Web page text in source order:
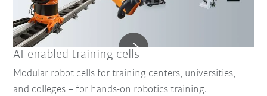
AI-enabled training cells
Modular robot cells for training centers, universities,
and colleges – for hands-on robotics training.